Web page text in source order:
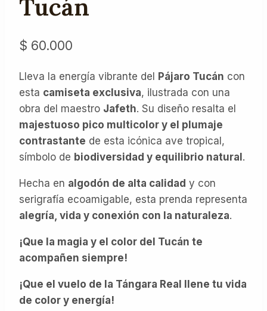
Tucán
$ 60.000
Lleva la energía vibrante del Pájaro Tucán con
esta camiseta exclusiva, ilustrada con una
obra del maestro Jafeth. Su diseño resalta el
majestuoso pico multicolor y el plumaje
contrastante de esta icónica ave tropical,
símbolo de biodiversidad y equilibrio natural.
Hecha en algodón de alta calidad y con
serigrafía ecoamigable, esta prenda representa
alegría, vida y conexión con la naturaleza.
¡Que la magia y el color del Tucán te
acompañen siempre!
¡Que el vuelo de la Tángara Real llene tu vida
de color y energía!